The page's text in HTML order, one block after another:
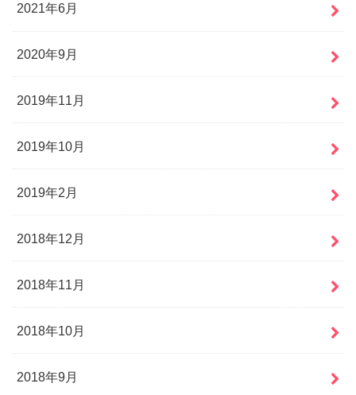
2021年6月
2020年9月
2019年11月
2019年10月
2019年2月
2018年12月
2018年11月
2018年10月
2018年9月